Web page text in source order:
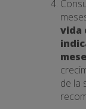
vida
de la